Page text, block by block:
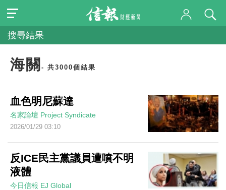
搜尋結果
海關 - 共3000個結果
血色明尼蘇達
名家論壇 Project Syndicate
2026/01/29 03:10
反ICE民主黨議員遭噴不明
液體
今日信報 EJ Global